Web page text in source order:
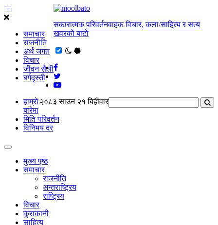
समाचार
राजनीति
अर्थ जगत
विचार
जीवन सैली
बर्गदृस्ती
सकारात्मक परिवर्तनवाहक विचार, कला/साहित्य र सत्य
खवरको बाटाे
२०८३ साउन २१ बिहीवार
हाम्राे
बारेमा
मिति परिवर्तन
विनिमय दर
मुख्य पृष्ठ
समाचार
राजनीति
अन्तराष्ट्रिय
राष्ट्रिय
विचार
कुराकानी
साहित्य